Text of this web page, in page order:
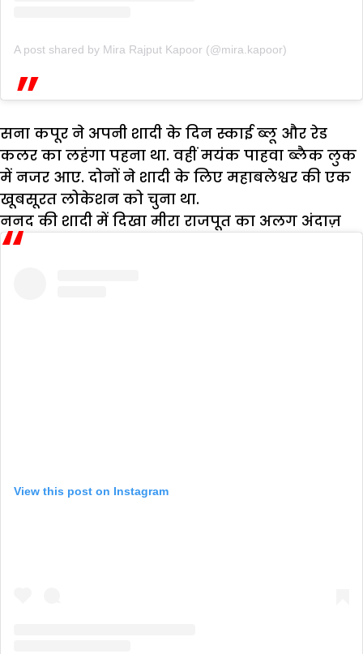
A post shared by Mira Rajput Kapoor (@mira.kapoor)
सना कपूर ने अपनी शादी के दिन स्काई ब्लू और रेड
कलर का लहंगा पहना था. वहीं मयंक पाहवा ब्लैक लुक
में नजर आए. दोनों ने शादी के लिए महाबलेश्वर की एक
खूबसूरत लोकेशन को चुना था.
ननद की शादी में दिखा मीरा राजपूत का अलग अंदाज़
View this post on Instagram